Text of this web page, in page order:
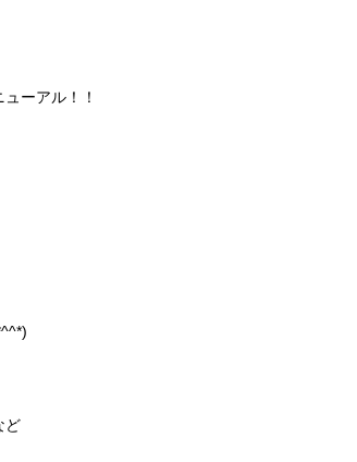
ーアル！！
ど